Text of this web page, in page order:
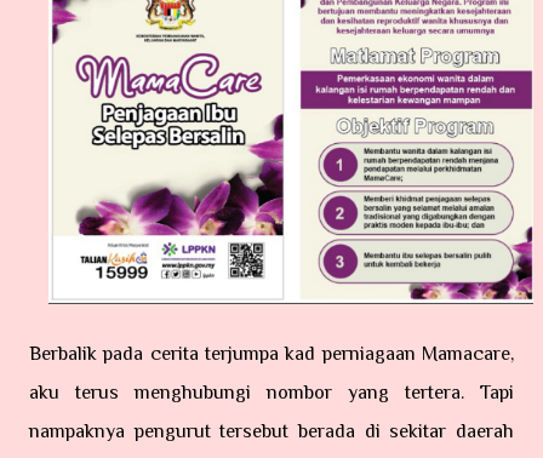
Berbalik pada cerita terjumpa kad perniagaan Mamacare,
aku terus menghubungi nombor yang tertera. Tapi
nampaknya pengurut tersebut berada di sekitar daerah